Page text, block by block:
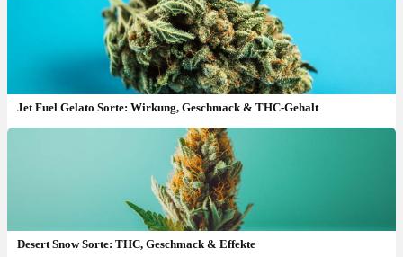
Jet Fuel Gelato Sorte: Wirkung, Geschmack & THC-Gehalt
Desert Snow Sorte: THC, Geschmack & Effekte
Sundae Driver Sorte: THC-Gehalt, süßer Geschmack & Wirkung